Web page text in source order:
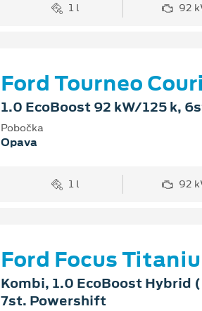
1 l 92
Ford Tourneo
1.0 EcoBoost 92 kW/125 k,
Pobočka
Opava
1 l 92
Ford Focus
Kombi, 1.0 EcoBoost Hybrid
7st. Powershift